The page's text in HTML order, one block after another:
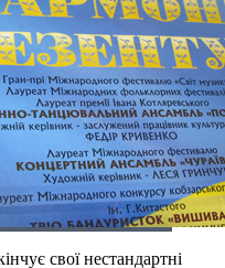
свої нестандартні